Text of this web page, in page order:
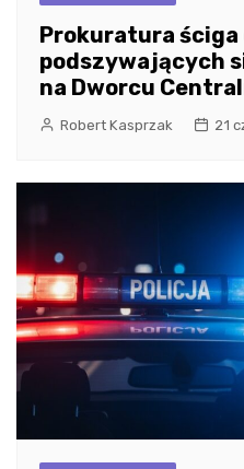
Prokuratura
podszywających
na Dworcu
Robert Kasprzak 21